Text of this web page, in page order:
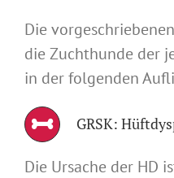
Die
die Zuchthunde der
in der folgenden
GRSK:
Die Ursache der HD